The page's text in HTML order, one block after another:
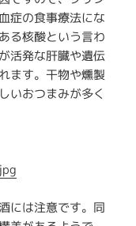
症の食事療法にな
る核酸という言わ
活発な肝臓や遺伝
ます。干物や燻製
いおつまみが多く
には注意です。同